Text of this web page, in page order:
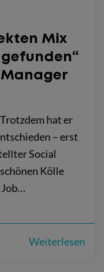
Mix
hat er
– erst
Social
Kölle
Job…
Weiterlesen